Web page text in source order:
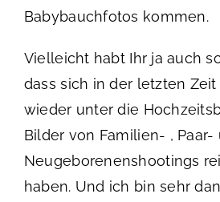
Babybauchfotos kommen.
Vielleicht habt Ihr ja auch
dass sich in der letzten
wieder unter die
Bilder von Familien- , Paar-
Neugeborenenshootings
haben. Und ich bin sehr